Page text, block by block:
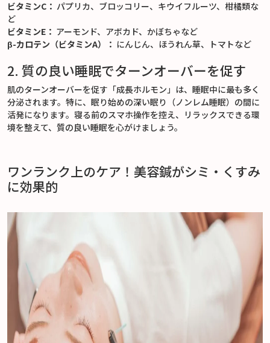
ビタミンC： パプリカ、ブロッコリー、キウイフルーツ、柑橘類な
ど
ビタミンE： アーモンド、アボカド、かぼちゃなど
β-カロテン（ビタミンA）： にんじん、ほうれん草、トマトなど
2. 質の良い睡眠でターンオーバーを促す
肌のターンオーバーを促す「成長ホルモン」は、睡眠中に最も多く
分泌されます。特に、眠り始めの深い眠り（ノンレム睡眠）の間に
活発になります。寝る前のスマホ操作を控え、リラックスできる環
境を整えて、質の良い睡眠を心がけましょう。
ワンランク上のケア！美容鍼がシミ・くすみ
に効果的